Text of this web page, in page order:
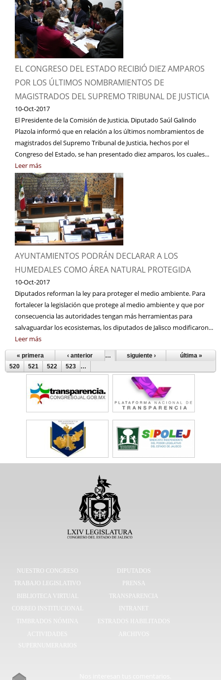
EL CONGRESO DEL ESTADO RECIBIÓ DIEZ AMPAROS
POR LOS ÚLTIMOS NOMBRAMIENTOS DE
MAGISTRADOS DEL SUPREMO TRIBUNAL DE JUSTICIA
10-Oct-2017
El Presidente de la Comisión de Justicia, Diputado Saúl Galindo
Plazola informó que en relación a los últimos nombramientos de
magistrados del Supremo Tribunal de Justicia, hechos por el
Congreso del Estado, se han presentado diez amparos, los cuales...
Leer más
AYUNTAMIENTOS PODRÁN DECLARAR A LOS
HUMEDALES COMO ÁREA NATURAL PROTEGIDA
10-Oct-2017
Diputados reforman la ley para proteger el medio ambiente. Para
fortalecer la legislación que protege al medio ambiente y que por
consecuencia las autoridades tengan más herramientas para
salvaguardar los ecosistemas, los diputados de Jalisco modificaron...
Leer más
Páginas
« primera ‹ anterior … 515 516 518
519
520
521 522 523 …
siguiente › última »
NUESTRO CONGRESO
DIPUTADOS
TRABAJO LEGISLATIVO
PRENSA
BIBLIOTECA VIRTUAL
TRANSPARENCIA
CORREO INSTITUCIONAL
INTRANET
TIMBRADOS NÓMINA
ESTRADOS HABILITADOS
ACTIVIDADES
SUPERNUMERARIOS
ARCHIVOS